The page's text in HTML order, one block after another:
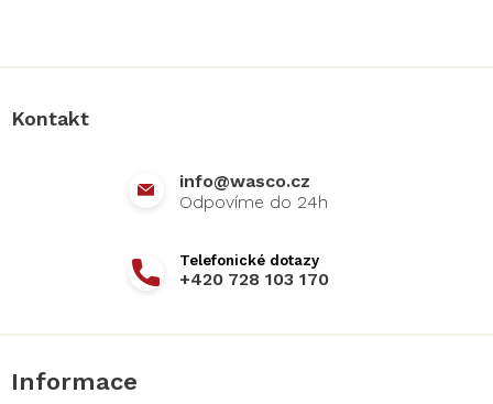
Kontakt
info@wasco.cz
+420 728 103 170
Informace